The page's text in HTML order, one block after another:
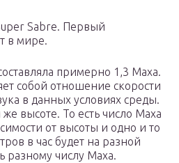
Sabre. Первый
в мире.
примерно 1,3 Маха.
собой отношение скорости
в данных условиях среды.
высоте. То есть число Маха
от высоты и одно и то
в час будет на разной
разному числу Маха.